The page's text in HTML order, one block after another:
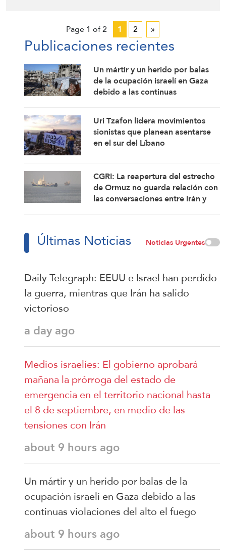
Page 1 of 2 1 2 »
Publicaciones recientes
Un mártir y un herido por balas
de la ocupación israelí en Gaza
debido a las continuas
Uri Tzafon lidera movimientos
sionistas que planean asentarse
en el sur del Líbano
CGRI: La reapertura del estrecho
de Ormuz no guarda relación con
las conversaciones entre Irán y
Últimas Noticias Noticias Urgentes
Daily Telegraph: EEUU e Israel han perdido
la guerra, mientras que Irán ha salido
victorioso
a day ago
Medios israelíes: El gobierno aprobará
mañana la prórroga del estado de
emergencia en el territorio nacional hasta
el 8 de septiembre, en medio de las
tensiones con Irán
about 9 hours ago
Un mártir y un herido por balas de la
ocupación israelí en Gaza debido a las
continuas violaciones del alto el fuego
about 9 hours ago